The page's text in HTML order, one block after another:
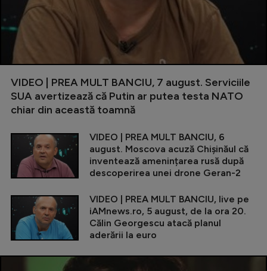
VIDEO | PREA MULT BANCIU, 7 august. Serviciile
SUA avertizează că Putin ar putea testa NATO
chiar din această toamnă
VIDEO | PREA MULT BANCIU, 6
august. Moscova acuză Chișinăul că
inventează amenințarea rusă după
descoperirea unei drone Geran-2
VIDEO | PREA MULT BANCIU, live pe
iAMnews.ro, 5 august, de la ora 20.
Călin Georgescu atacă planul
aderării la euro